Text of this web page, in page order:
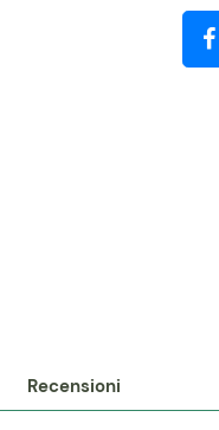
Recensioni